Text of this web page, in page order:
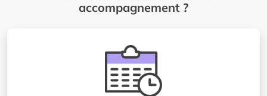
accompagnement ?